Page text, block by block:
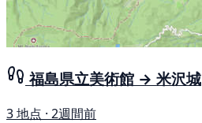
福島県立美術館 → 米沢城
3 地点 · 2週間前